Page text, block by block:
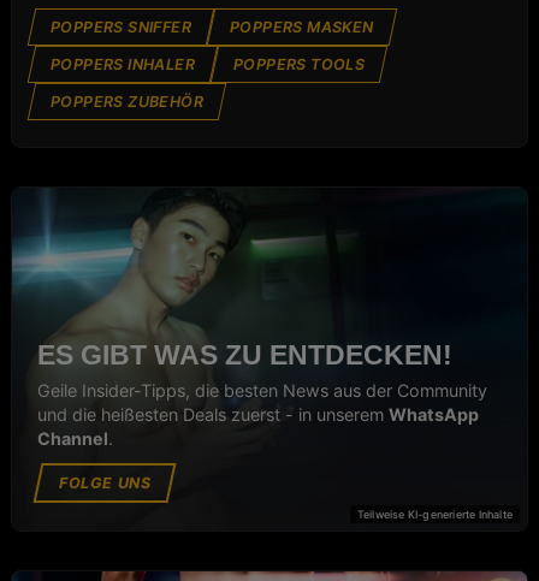
POPPERS SNIFFER POPPERS MASKEN
POPPERS INHALER POPPERS TOOLS
POPPERS ZUBEHÖR
ES GIBT WAS ZU ENTDECKEN!
Geile Insider-Tipps, die besten News aus der Community
und die heißesten Deals zuerst - in unseremWhatsApp
Channel.
FOLGE UNS